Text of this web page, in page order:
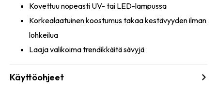
Kovettuu nopeasti UV- tai LED-lampussa
Korkealaatuinen koostumus takaa kestävyyden ilman
lohkeilua
Laaja valikoima trendikkäitä sävyjä
Käyttöohjeet